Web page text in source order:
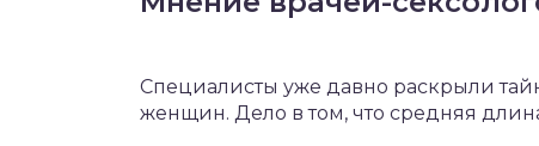
Специалисты уже давно раскрыли
женщин. Дело в том, что средняя